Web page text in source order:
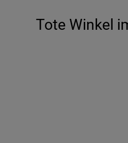
Tote Winkel